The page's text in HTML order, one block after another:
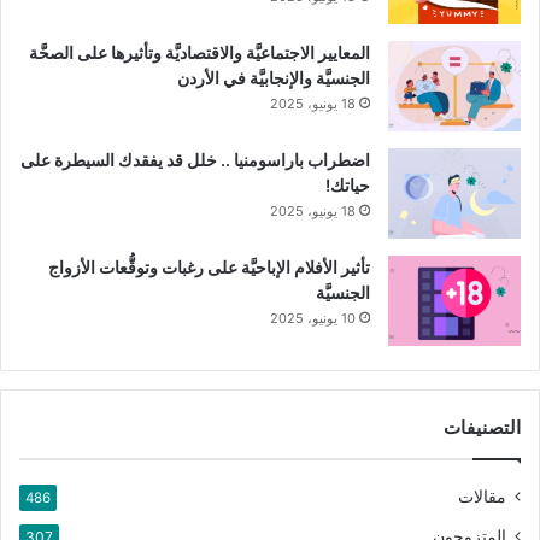
2.التوت البري :
يحتوي التوت البري على مركَّب البروأنثوسيانيدينات
(Proanthocyanidins)، بالإضافة إلى مجموعة من الفيتامينات التي
المسالك البوليَّة وانتشارها.
المعايير الاجتماعيَّة والاقتصاديَّة وتأثيرها على الصحَّة
الجنسيَّة والإنجابيَّة في الأردن
18 يونيو، 2025
اضطراب باراسومنيا .. خلل قد يفقدك السيطرة على
حياتك!
18 يونيو، 2025
تأثير الأفلام الإباحيَّة على رغبات وتوقُّعات الأزواج
الجنسيَّة
10 يونيو، 2025
التصنيفات
مقالات 486